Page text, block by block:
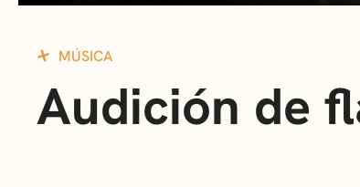
MÚSICA
Audición de